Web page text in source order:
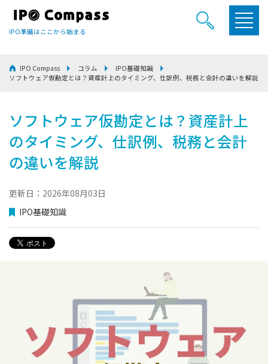
IPO準備はここから始まる
IPO Compass コラム
IPO基礎知識
ソフトウェア仮勘定とは？資産計上のタイミング、仕訳例、税務と会計の違いを解説
ソフトウェア仮勘定とは？資産計上
のタイミング、仕訳例、税務と会計
の違いを解説
更新日：2026年08月03日
IPO基礎知識